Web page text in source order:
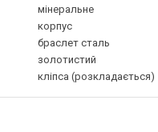
мінеральне
корпус
браслет сталь
золотистий
кліпса (розкладається)